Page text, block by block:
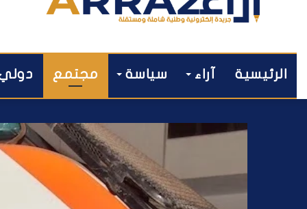
الرئيسية آراء سياسة مجتمع